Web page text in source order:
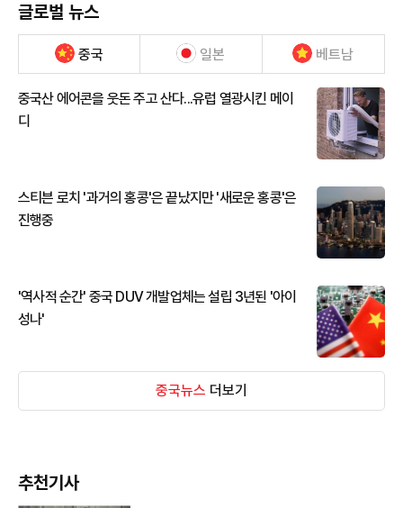
글로벌 뉴스
중국 일본 베트남
중국산 에어콘을 웃돈 주고 산다...유럽 열광시킨 메이
디
스티븐 로치 '과거의 홍콩'은 끝났지만 '새로운 홍콩'은
진행중
'역사적 순간' 중국 DUV 개발업체는 설립 3년된 '아이
성나'
중국뉴스 더보기
추천기사